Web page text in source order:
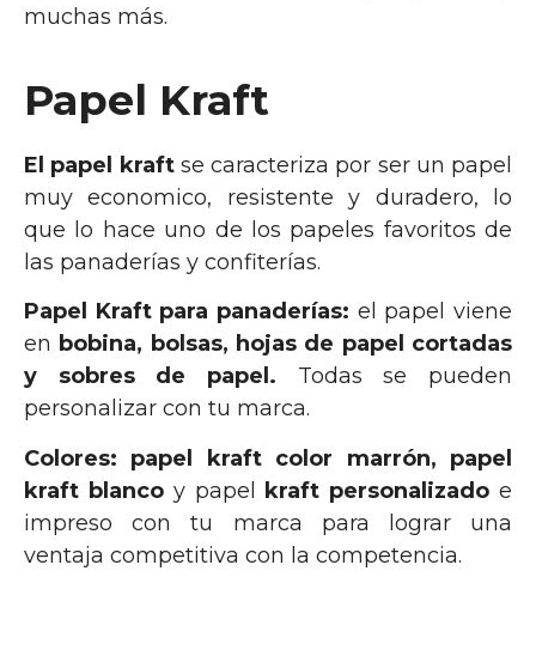
muchas más.
Papel Kraft
El papel kraft se caracteriza por ser un papel
muy economico, resistente y duradero, lo
que lo hace uno de los papeles favoritos de
las panaderías y confiterías.
Papel Kraft para panaderías: el papel viene
en bobina, bolsas, hojas de papel cortadas
y sobres de papel. Todas se pueden
personalizar con tu marca.
Colores: papel kraft color marrón, papel
kraft blancoy papel kraft personalizado e
impreso con tu marca para lograr una
ventaja competitiva con la competencia.